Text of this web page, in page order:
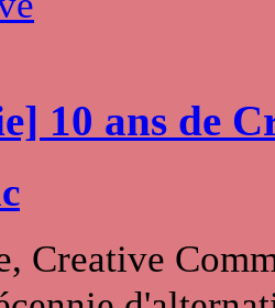
10 ans de
Creative